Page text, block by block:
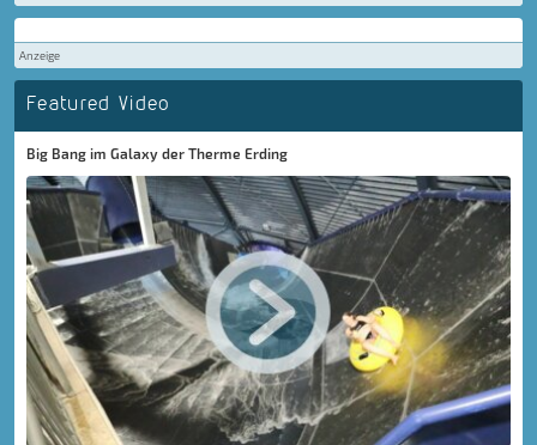
Anzeige
Featured Video
Big Bang im Galaxy der Therme Erding